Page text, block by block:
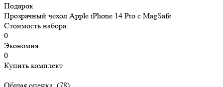
Подарок
Прозрачный чехол Apple iPhone 14 Pro c MagSafe
Стоимость набора:
0
Экономия:
0
Купить комплект